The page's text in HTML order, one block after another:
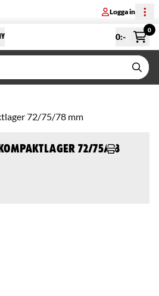
Logga in
0:-
0
72/75/78 mm
72/75/78